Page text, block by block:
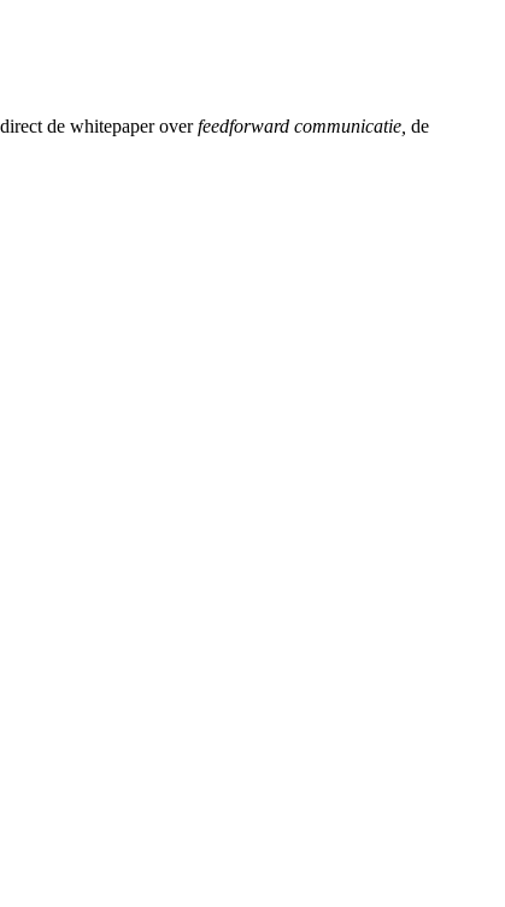
de whitepaper overfeedforward communicatie, de